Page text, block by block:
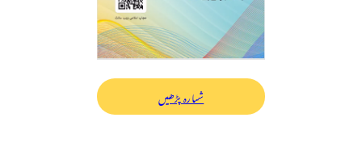
شمارہ پڑھیں